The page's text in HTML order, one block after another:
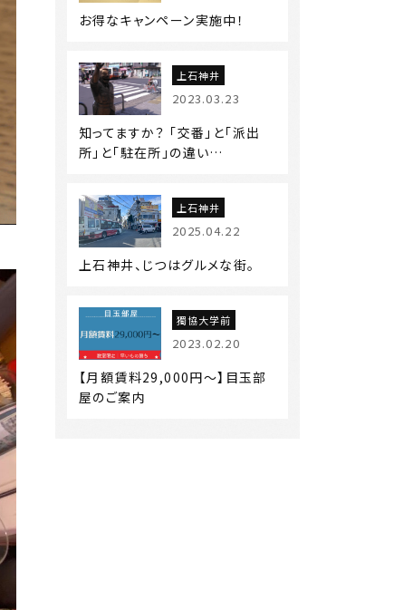
お得なキャンペーン実施中！
上石神井
2023.03.23
知ってますか？ 「交番」と「派出
所」と「駐在所」の違い…
上石神井
2025.04.22
上石神井、じつはグルメな街。
獨協大学前
2023.02.20
【月額賃料29,000円～】目玉部
屋のご案内